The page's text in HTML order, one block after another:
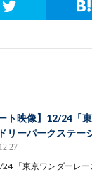
ート映像】12/24「
リーパークステー
「東京ワンダーレー